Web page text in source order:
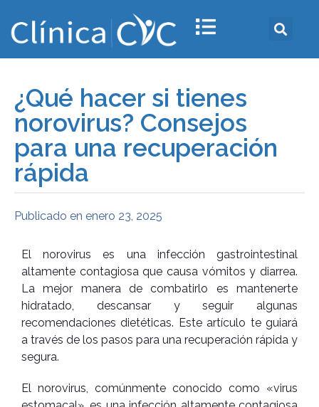
¿Qué hacer si tienes
norovirus? Consejos
para una recuperación
rápida
Publicado en enero 23, 2025
El norovirus es una infección gastrointestinal
altamente contagiosa que causa vómitos y diarrea.
La mejor manera de combatirlo es mantenerte
hidratado, descansar y seguir algunas
recomendaciones dietéticas. Este artículo te guiará
a través de los pasos para una recuperación rápida y
segura.
El norovirus, comúnmente conocido como «virus